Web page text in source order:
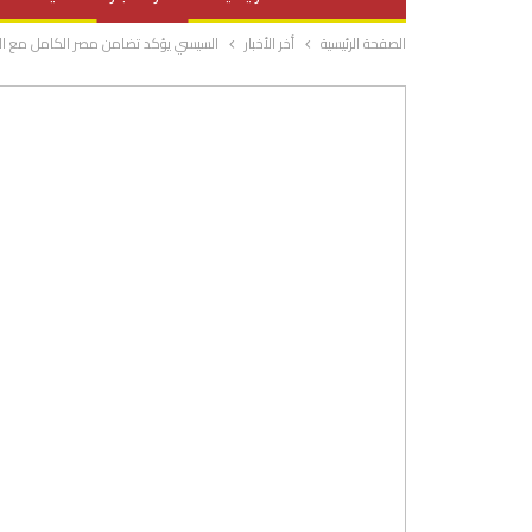
صحة وتغذية
المرأة والحياة الصفحة الرئيسية أخر الأخبار السيسي يؤكد تضامن مصر الكامل مع